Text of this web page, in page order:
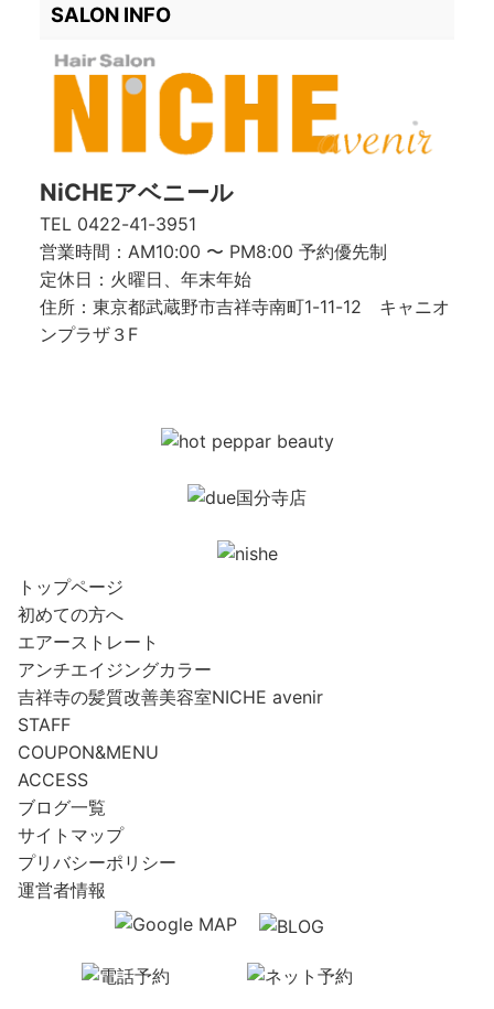
SALON INFO
NiCHEアベニール
TEL 0422-41-3951
営業時間：AM10:00 〜 PM8:00 予約優先制
定休日：火曜日、年末年始
住所：東京都武蔵野市吉祥寺南町1-11-12 キャニオ
ンプラザ３F
トップページ
初めての方へ
エアーストレート
アンチエイジングカラー
吉祥寺の髪質改善美容室NICHE avenir
STAFF
COUPON&MENU
ACCESS
ブログ一覧
サイトマップ
プリバシーポリシー
運営者情報